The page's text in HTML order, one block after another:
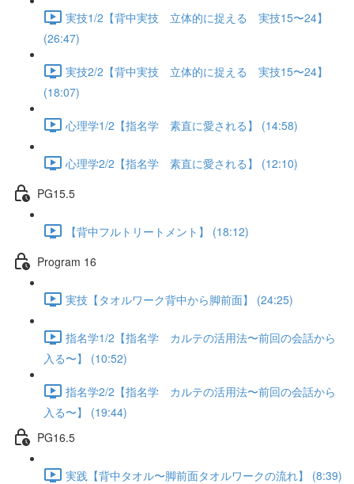
実技1/2【背中実技 立体的に捉える 実技15〜24】
(26:47)
実技2/2【背中実技 立体的に捉える 実技15〜24】
(18:07)
心理学1/2【指名学 素直に愛される】 (14:58)
心理学2/2【指名学 素直に愛される】 (12:10)
PG15.5
【背中フルトリートメント】 (18:12)
Program 16
実技【タオルワーク背中から脚前面】 (24:25)
指名学1/2【指名学 カルテの活用法〜前回の会話から
入る〜】 (10:52)
指名学2/2【指名学 カルテの活用法〜前回の会話から
入る〜】 (19:44)
PG16.5
実践【背中タオル〜脚前面タオルワークの流れ】 (8:39)